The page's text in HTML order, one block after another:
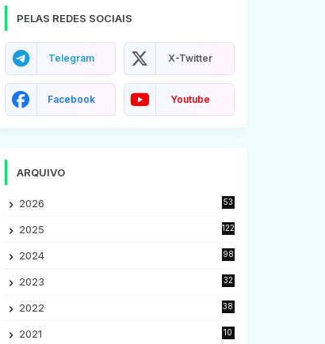
PELAS REDES SOCIAIS
Telegram X-Twitter
Facebook Youtube
ARQUIVO
2026 53
2025 122
2024 98
2023
32
2022
38
2021
10